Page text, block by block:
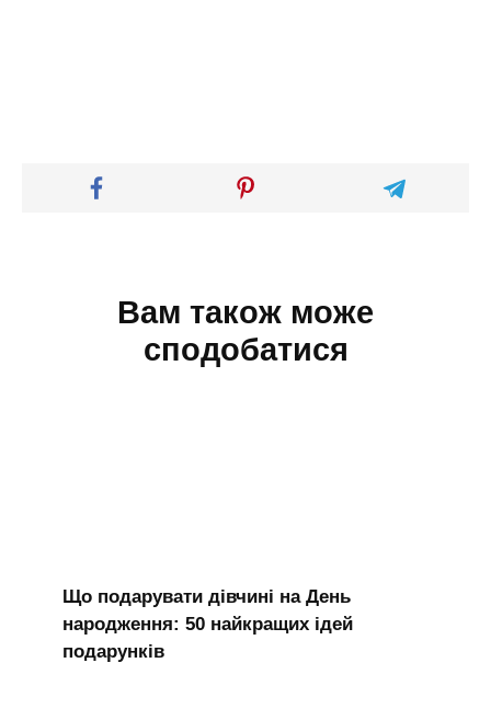
Вам також може
сподобатися
Що подарувати дівчині на День
народження: 50 найкращих ідей
подарунків